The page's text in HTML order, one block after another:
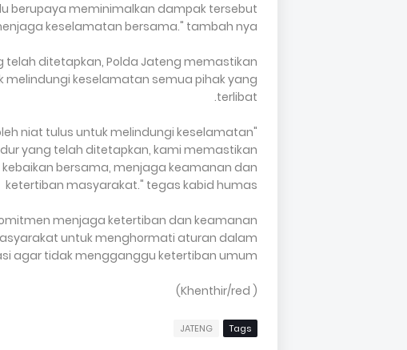
berupaya meminimalkan dampak tersebut
keselamatan bersama." tambah nya
ditetapkan, Polda Jateng memastikan
keselamatan semua pihak yang
terlibat.
niat tulus untuk melindungi keselamatan
yang telah ditetapkan, kami memastikan
bersama, menjaga keamanan dan
ketertiban masyarakat." tegas kabid humas
menjaga ketertiban dan keamanan
untuk menghormati aturan dalam
agar tidak mengganggu ketertiban umum.
( Khenthir/red)
Tags
JATENG